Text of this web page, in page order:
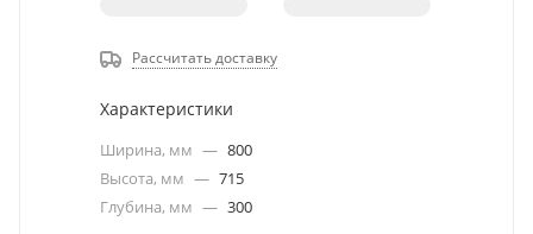
Рассчитать доставку
Характеристики
Ширина, мм — 800
Высота, мм — 715
Глубина, мм — 300